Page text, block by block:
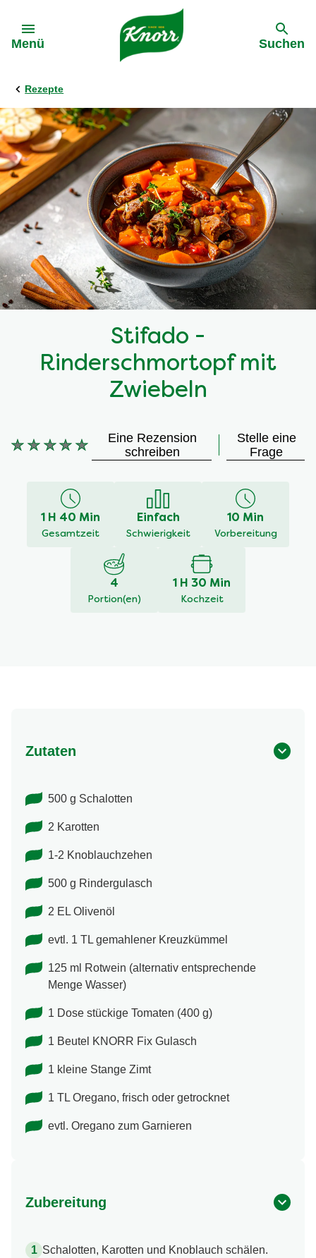
Menü Suchen
Rezepte
Stifado -
Rinderschmortopf mit
Zwiebeln
Keine
abgegeben
Eine Rezension
schreiben
Stelle eine
Frage
1 H 40 Min
Gesamtzeit
Einfach
Schwierigkeit
10 Min
Vorbereitung
4
Portion(en)
1 H 30 Min
Kochzeit
Zutaten
500 g Schalotten
2 Karotten
1-2 Knoblauchzehen
500 g Rindergulasch
2 EL Olivenöl
evtl. 1 TL gemahlener Kreuzkümmel
125 ml Rotwein (alternativ entsprechende
Menge Wasser)
1 Dose stückige Tomaten (400 g)
1 Beutel KNORR Fix Gulasch
1 kleine Stange Zimt
1 TL Oregano, frisch oder getrocknet
evtl. Oregano zum Garnieren
Zubereitung
Schalotten, Karotten und Knoblauch schälen.